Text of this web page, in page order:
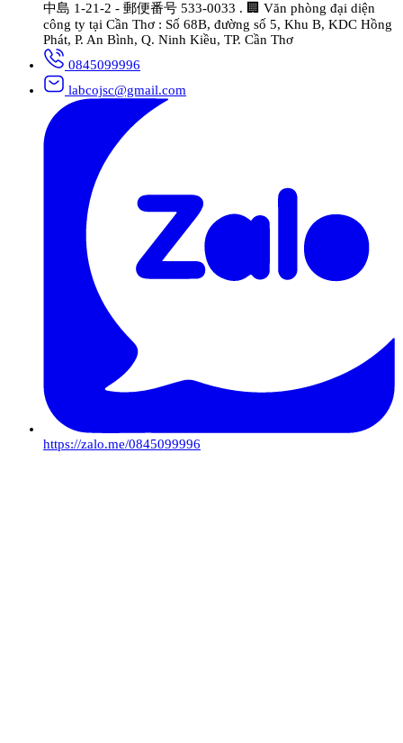
中島 1-21-2 - 郵便番号 533-0033 . 🏢 Văn phòng đại diện
công ty tại Cần Thơ : Số 68B, đường số 5, Khu B, KDC Hồng
Phát, P. An Bình, Q. Ninh Kiều, TP. Cần Thơ
0845099996
labcojsc@gmail.com
https://zalo.me/0845099996